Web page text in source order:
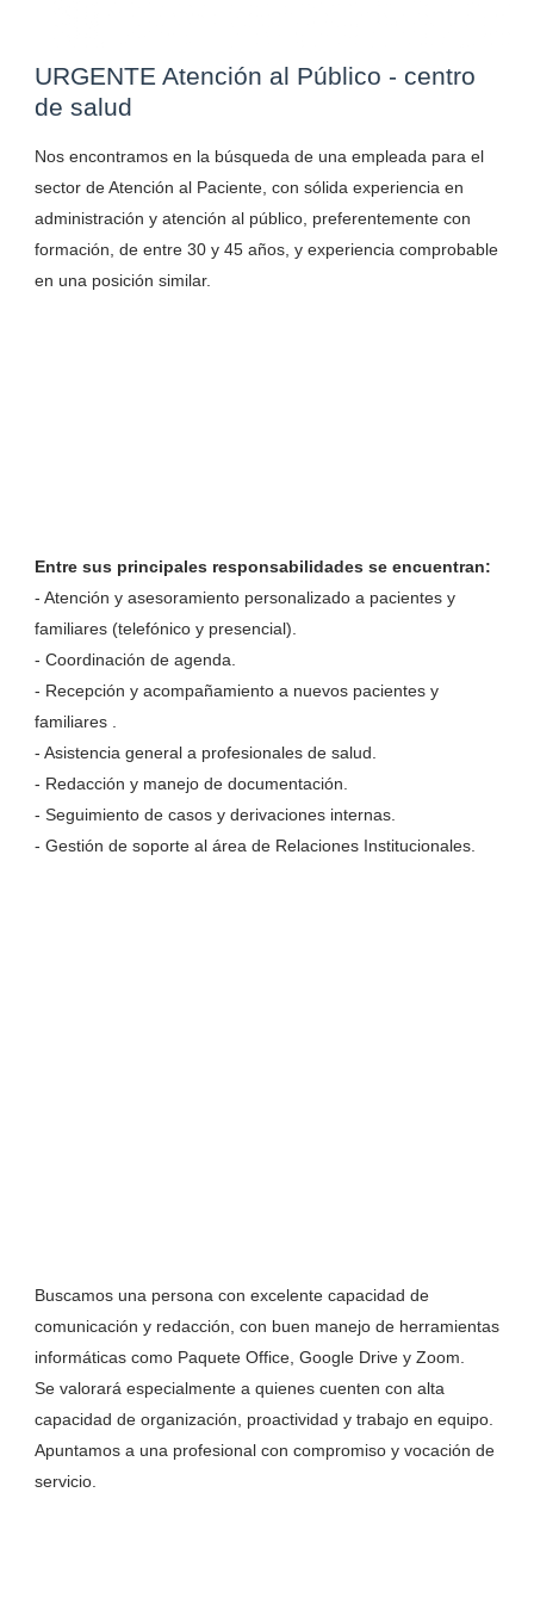
URGENTE Atención al Público - centro
de salud
Nos encontramos en la búsqueda de una empleada para el
sector de Atención al Paciente, con sólida experiencia en
administración y atención al público, preferentemente con
formación, de entre 30 y 45 años, y experiencia comprobable
en una posición similar.
Entre sus principales responsabilidades se encuentran:
- Atención y asesoramiento personalizado a pacientes y
familiares (telefónico y presencial).
- Coordinación de agenda.
- Recepción y acompañamiento a nuevos pacientes y
familiares .
- Asistencia general a profesionales de salud.
- Redacción y manejo de documentación.
- Seguimiento de casos y derivaciones internas.
- Gestión de soporte al área de Relaciones Institucionales.
Buscamos una persona con excelente capacidad de
comunicación y redacción, con buen manejo de herramientas
informáticas como Paquete Office, Google Drive y Zoom.
Se valorará especialmente a quienes cuenten con alta
capacidad de organización, proactividad y trabajo en equipo.
Apuntamos a una profesional con compromiso y vocación de
servicio.